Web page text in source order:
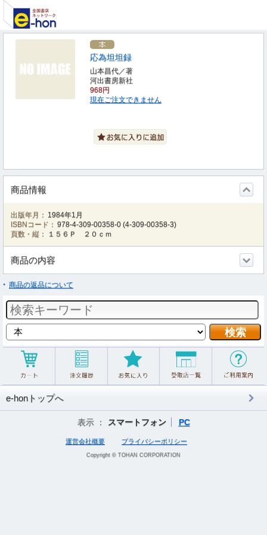
応為坦坦録
山本昌代／著
河出書房新社
968円
現在ご注文できません
商品情報
出版年月： 1984年1月
ISBNコード： 978-4-309-00358-0 (4-309-00358-3)
頁数・縦：
１５６Ｐ ２０ｃｍ
商品の内容
商品の返品について
e-honトップへ
表示 ： スマートフォン PC
運営会社概要 プライバシーポリシー
Copyright © TOHAN CORPORATION